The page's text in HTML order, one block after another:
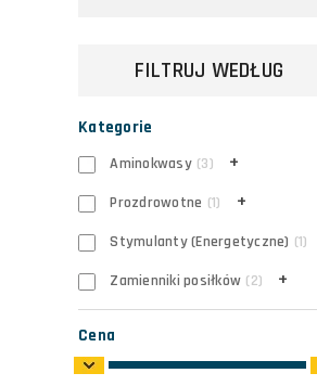
FILTRUJ WEDŁUG
Kategorie
Aminokwasy 3 +
Prozdrowotne 1 +
Stymulanty (Energetyczne) 1
Zamienniki posiłków 2 +
Cena